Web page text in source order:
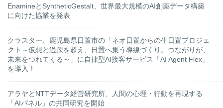
EnamineとSyntheticGestalt、世界最大規模のAI創薬データ構築
に向けた協業を発表
クラスター、鹿児島県日置市の「ネオ日置からの生日置プロジェ
クト～仮想と過疎を超え、日置へ集う導線づくり。つながりが、
未来をつれてくる～」に自律型AI接客サービス「AI Agent Flex」
を導入！
アラヤとNTTデータ経営研究所、人間の心理・行動を再現する
「AIパネル」の共同研究を開始